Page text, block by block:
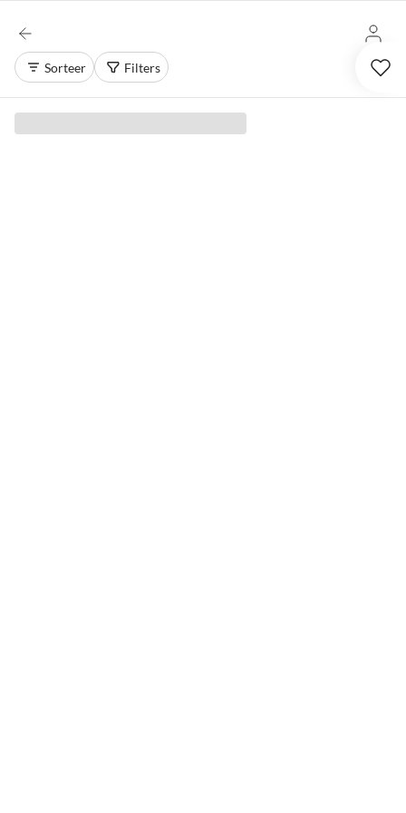
Sorteer Filters